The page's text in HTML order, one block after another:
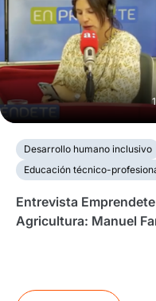
Desarrollo humano inclusivo
Educación técnico-
Entrevista Emprendete
Agricultura: Manuel